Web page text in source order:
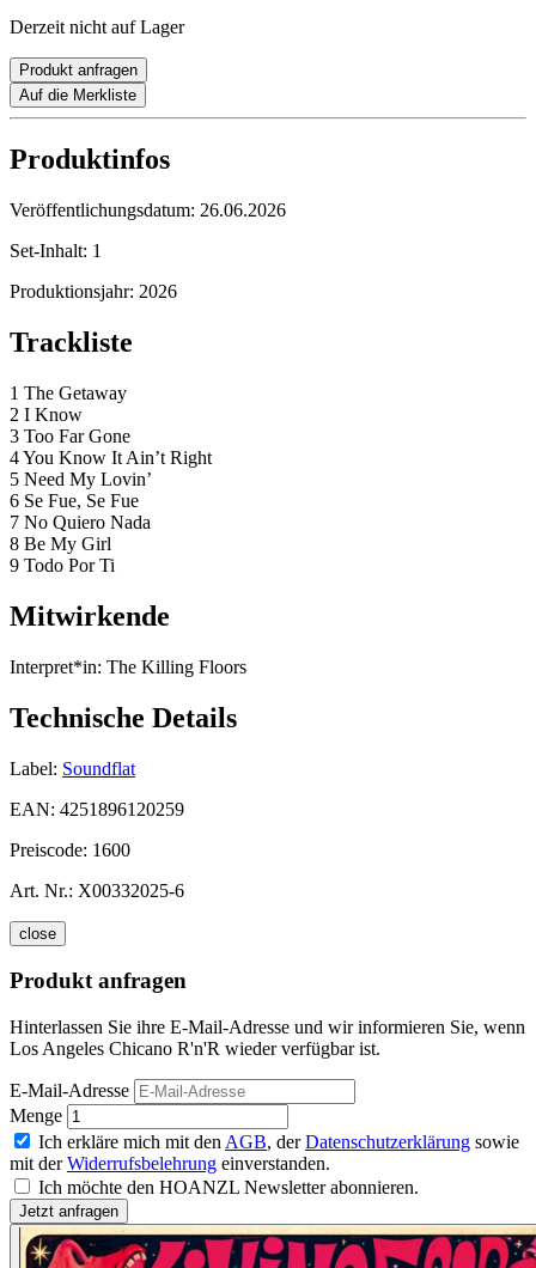
Derzeit nicht auf Lager
Produkt anfragen
Auf die Merkliste
Produktinfos
Veröffentlichungsdatum: 26.06.2026
Set-Inhalt: 1
Produktionsjahr: 2026
Trackliste
1 The Getaway
2 I Know
3 Too Far Gone
4 You Know It Ain’t Right
5 Need My Lovin’
6 Se Fue, Se Fue
7 No Quiero Nada
8 Be My Girl
9 Todo Por Ti
Mitwirkende
Interpret*in: The Killing Floors
Technische Details
Label: Soundflat
EAN: 4251896120259
Preiscode: 1600
Art. Nr.: X00332025-6
close
Produkt anfragen
Hinterlassen Sie ihre E-Mail-Adresse und wir informieren Sie, wenn
Los Angeles Chicano R'n'R wieder verfügbar ist.
E-Mail-Adresse
Menge
Ich erkläre mich mit den AGB, derDatenschutzerklärung sowie
mit derWiderrufsbelehrung einverstanden.
Ich möchte den HOANZL Newsletter abonnieren.